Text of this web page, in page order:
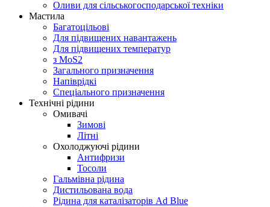
Оливи для сільськогосподарської техніки
Мастила
Багатоцільові
Для підвищених навантажень
Для підвищених температур
з MoS2
Загального призначення
Напіврідкі
Спеціального призначення
Технічні рідини
Омивачі
Зимові
Літні
Охолоджуючі рідини
Антифризи
Тосоли
Гальмівна рідина
Дистильована вода
Рідина для каталізаторів Ad Blue